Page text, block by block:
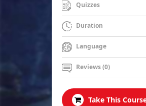
Quizzes
Duration
Language
Reviews (0)
Take This